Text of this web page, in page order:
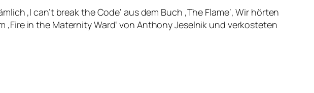
‚I can’t break the Code‘ aus dem Buch ‚The Flame‘, Wir hörten
‚Fire in the Maternity Ward‘ von Anthony Jeselnik und verkosteten